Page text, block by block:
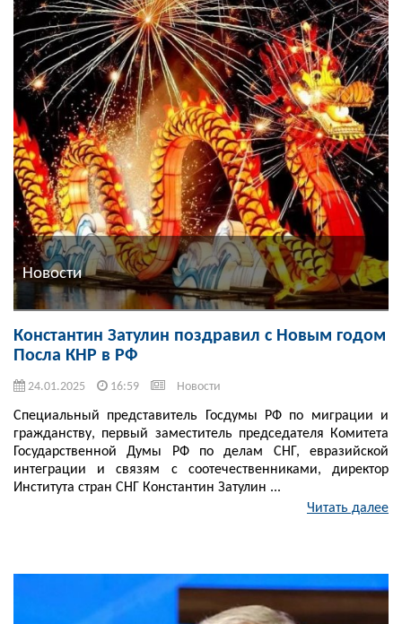
Новости
Константин Затулин поздравил с Новым годом
Посла КНР в РФ
24.01.2025 16:59 Новости
Специальный представитель Госдумы РФ по миграции и
гражданству, первый заместитель председателя Комитета
Государственной Думы РФ по делам СНГ, евразийской
интеграции и связям с соотечественниками, директор
Института стран СНГ Константин Затулин ...
Читать далее